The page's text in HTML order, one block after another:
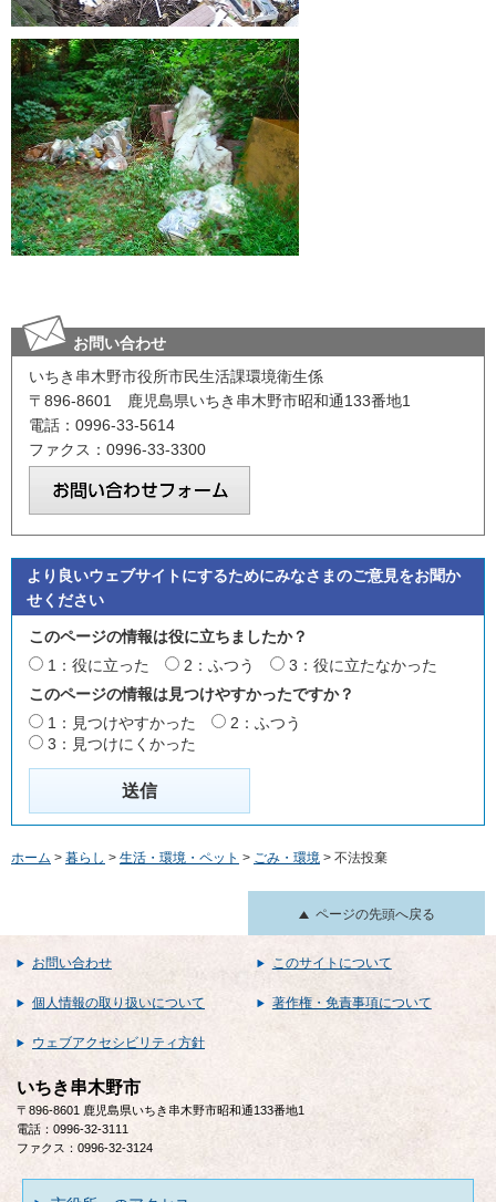
お問い合わせ
いちき串木野市役所市民生活課環境衛生係
〒896-8601 鹿児島県いちき串木野市昭和通133番地1
電話：0996-33-5614
ファクス：0996-33-3300
より良いウェブサイトにするためにみなさまのご意見をお聞か
せください
このページの情報は役に立ちましたか？
1：役に立った
2：ふつう
3：役に立たなかった
このページの情報は見つけやすかったですか？
1：見つけやすかった
2：ふつう
3：見つけにくかった
ホーム > 暮らし > 生活・環境・ペット > ごみ・環境 > 不法投棄
ページの先頭へ戻る
お問い合わせ このサイトについて
個人情報の取り扱いについて 著作権・免責事項について
ウェブアクセシビリティ方針
いちき串木野市
〒896-8601 鹿児島県いちき串木野市昭和通133番地1
電話：0996-32-3111
ファクス：0996-32-3124